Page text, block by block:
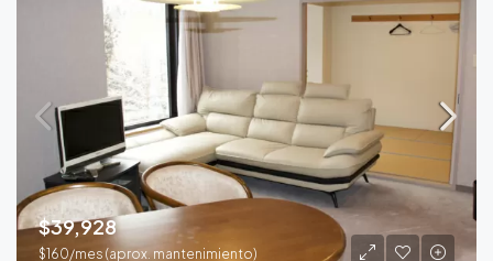
$39,928
$160/mes (aprox. mantenimiento)